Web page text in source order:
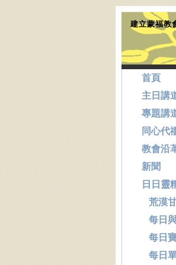
建立蒙福教
首頁
主日講
專題講
同心代
教會沿
新聞
日日靈
荒漠
每日
每日
每日